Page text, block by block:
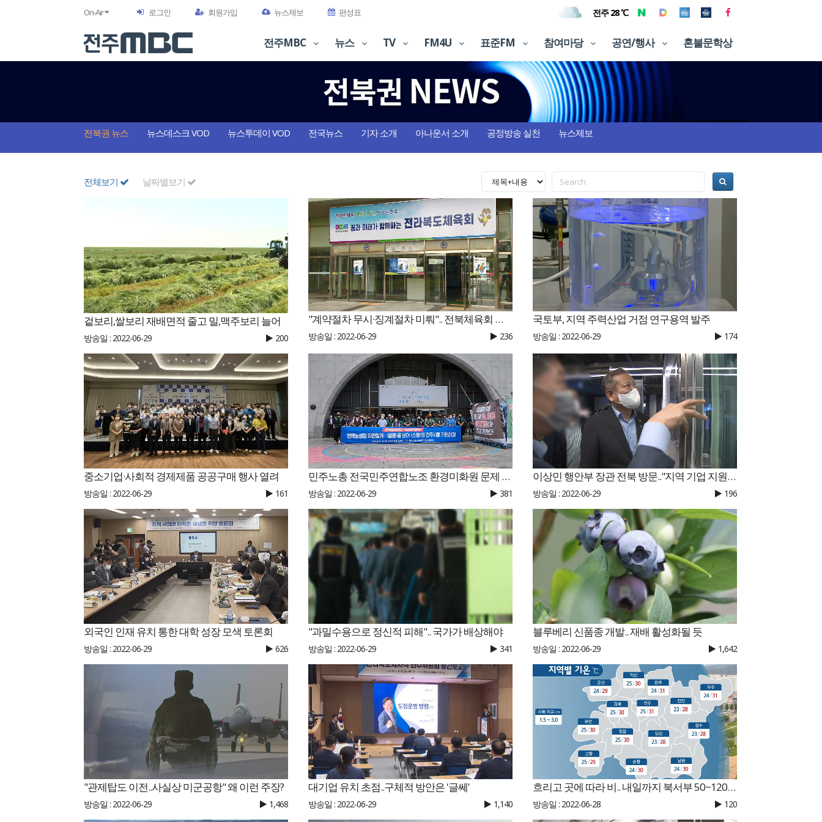
On-Air 로그인 회원가입 뉴스제보 편성표 전주 28 ℃
전주MBC 뉴스 TV FM4U 표준FM 참여마당 공연/행사 혼불문학상
전북권 뉴스 뉴스데스크 VOD 뉴스투데이 VOD 전국뉴스 기자 소개 아나운서 소개 공정방송 실천 뉴스제보
전체보기 날짜별보기
겉보리,쌀보리 재배면적 줄고 밀,맥주보리 늘어
방송일 : 2022-06-29 200
"계약절차 무시·징계절차 미뤄".. 전북체육회 사과
방송일 : 2022-06-29 236
국토부, 지역 주력산업 거점 연구용역 발주
방송일 : 2022-06-29 174
중소기업·사회적 경제제품 공공구매 행사 열려
방송일 : 2022-06-29 161
민주노총 전국민주연합노조 환경미화원 문제 해결 위한 전주시청 천막 자진 철거
방송일 : 2022-06-29 381
이상민 행안부 장관 전북 방문.."지역 기업 지원할 것"
방송일 : 2022-06-29 196
외국인 인재 유치 통한 대학 성장 모색 토론회
방송일 : 2022-06-29 626
"과밀수용으로 정신적 피해".. 국가가 배상해야
방송일 : 2022-06-29 341
블루베리 신품종 개발.. 재배 활성화될 듯
방송일 : 2022-06-29 1,642
"관제탑도 이전..사실상 미군공항" 왜 이런 주장?
방송일 : 2022-06-29 1,468
대기업 유치 초점..구체적 방안은 '글쎄'
방송일 : 2022-06-29 1,140
흐리고 곳에 따라 비.. 내일까지 북서부 50~120mm
방송일 : 2022-06-28 120